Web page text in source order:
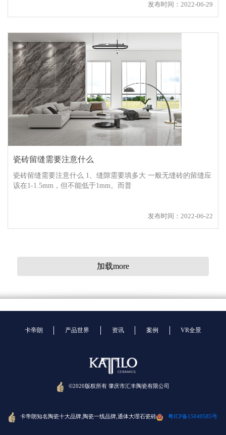
发布时间：2022-06-29
瓷砖留缝需要注意什么
瓷砖留缝需要注意什么 1、缝隙需要填多大 一般无缝砖的留缝应
该在1-1.5mm，但不能低于1mm。而普
发布时间：2022-06-22
瓷砖一线品牌：背涂胶对瓷砖空鼓掉砖有作用吗
平时看工人贴瓷砖很简单，但其实贴瓷砖是门技术活，一般人做
加载more
卡帝朗 产品世界 资讯 案例 VR全景
©2020版权所有 肇庆市汇丰陶瓷有限公司
卡帝朗知名陶瓷十大品牌,陶瓷一线品牌,通体大理石瓷砖 粤ICP备15049585号